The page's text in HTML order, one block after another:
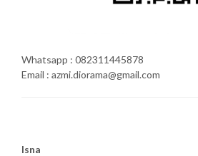
Whatsapp : 082311445878
Email : azmi.diorama@gmail.com
Isna